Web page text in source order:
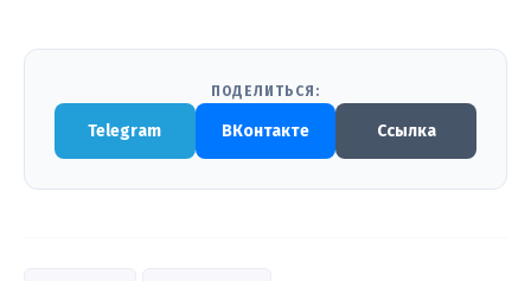
ПОДЕЛИТЬСЯ:
Telegram ВКонтакте Ссылка